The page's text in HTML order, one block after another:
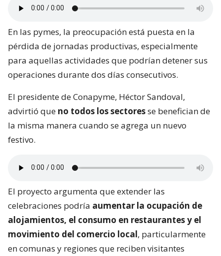
En las pymes, la preocupación está puesta en la
pérdida de jornadas productivas, especialmente
para aquellas actividades que podrían detener sus
operaciones durante dos días consecutivos.
El presidente de Conapyme, Héctor Sandoval,
advirtió que no todos los sectoresse benefician de
la misma manera cuando se agrega un nuevo
festivo.
El proyecto argumenta que extender las
celebraciones podría aumentar la ocupación de
alojamientos, el consumo en restaurantes y el
movimiento del comercio local, particularmente
en comunas y regiones que reciben visitantes